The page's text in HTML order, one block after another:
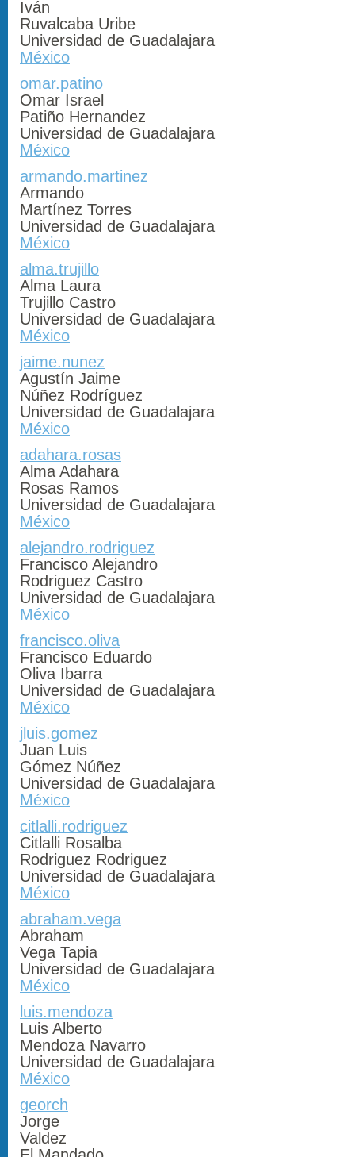
Iván
Ruvalcaba Uribe
Universidad de Guadalajara
México
omar.patino
Omar Israel
Patiño Hernandez
Universidad de Guadalajara
México
armando.martinez
Armando
Martínez Torres
Universidad de Guadalajara
México
alma.trujillo
Alma Laura
Trujillo Castro
Universidad de Guadalajara
México
jaime.nunez
Agustín Jaime
Núñez Rodríguez
Universidad de Guadalajara
México
adahara.rosas
Alma Adahara
Rosas Ramos
Universidad de Guadalajara
México
alejandro.rodriguez
Francisco Alejandro
Rodriguez Castro
Universidad de Guadalajara
México
francisco.oliva
Francisco Eduardo
Oliva Ibarra
Universidad de Guadalajara
México
jluis.gomez
Juan Luis
Gómez Núñez
Universidad de Guadalajara
México
citlalli.rodriguez
Citlalli Rosalba
Rodriguez Rodriguez
Universidad de Guadalajara
México
abraham.vega
Abraham
Vega Tapia
Universidad de Guadalajara
México
luis.mendoza
Luis Alberto
Mendoza Navarro
Universidad de Guadalajara
México
georch
Jorge
Valdez